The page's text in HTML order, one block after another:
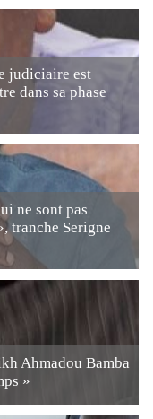
judiciaire est
dans sa phase
ne sont pas
tranche Serigne
Ahmadou Bamba
»